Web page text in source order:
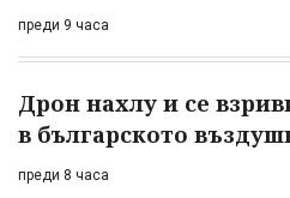
преди 9 часа
Дрон нахлу и се
в българското
преди 8 часа